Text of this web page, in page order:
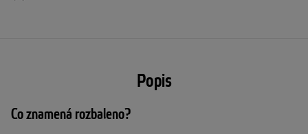
Popis
Co znamená rozbaleno?